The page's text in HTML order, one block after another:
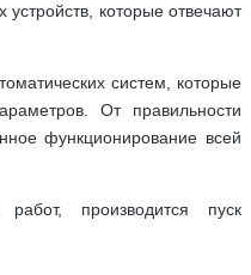
которые отвечают
систем, которые
От правильности
функционирование всей
производится пуск